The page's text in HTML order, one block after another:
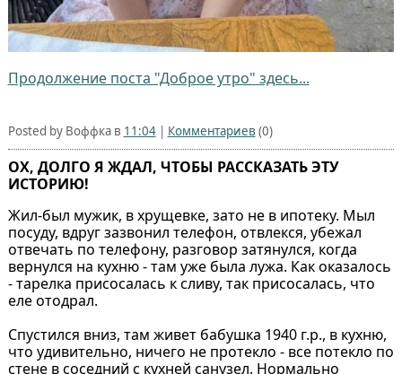
Продолжение поста "Доброе утро" здесь...
Posted by Воффка в 11:04| Комментариев (0)
ОХ, ДОЛГО Я ЖДАЛ, ЧТОБЫ РАССКАЗАТЬ ЭТУ
ИСТОРИЮ!
Жил-был мужик, в хрущевке, зато не в ипотеку. Мыл
посуду, вдруг зазвонил телефон, отвлекся, убежал
отвечать по телефону, разговор затянулся, когда
вернулся на кухню - там уже была лужа. Как оказалось
- тарелка присосалась к сливу, так присосалась, что
еле отодрал.
Спустился вниз, там живет бабушка 1940 г.р., в кухню,
что удивительно, ничего не протекло - все потекло по
стене в соседний с кухней санузел. Нормально